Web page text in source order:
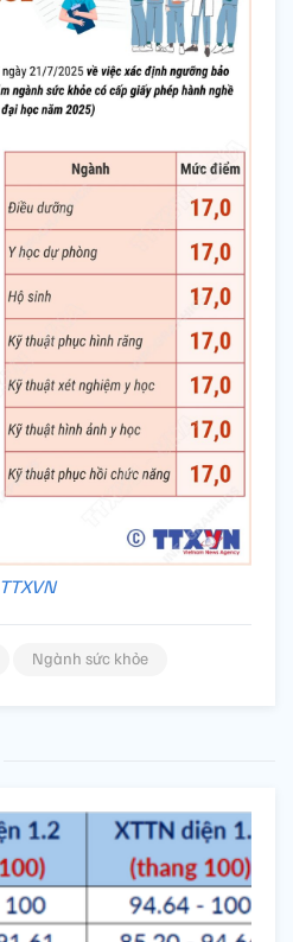
TTXVN
Ngành sức khỏe